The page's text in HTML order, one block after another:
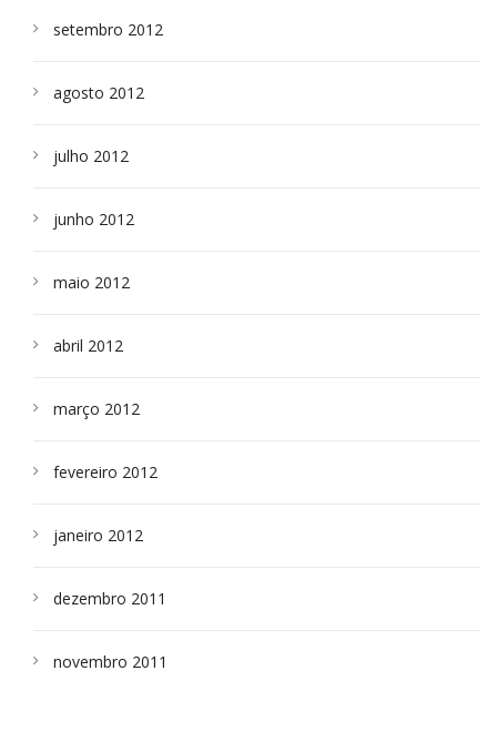
setembro 2012
agosto 2012
julho 2012
junho 2012
maio 2012
abril 2012
março 2012
fevereiro 2012
janeiro 2012
dezembro 2011
novembro 2011